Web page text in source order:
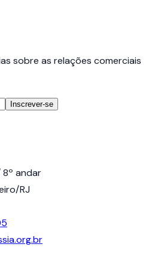
sobre as relações comerciais
Inscrever-se
8º andar
RJ